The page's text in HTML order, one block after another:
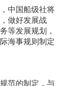
中国船级社将
做好发展战
等发展规划，
海事规则制定
范的制定，与